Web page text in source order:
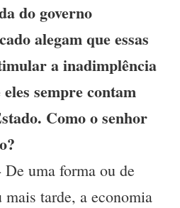
do governo
alegam que essas
a inadimplência
sempre contam
Como o senhor
De uma forma ou de
tarde, a economia